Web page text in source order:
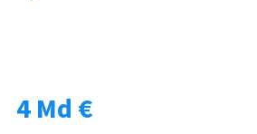
4 Md €